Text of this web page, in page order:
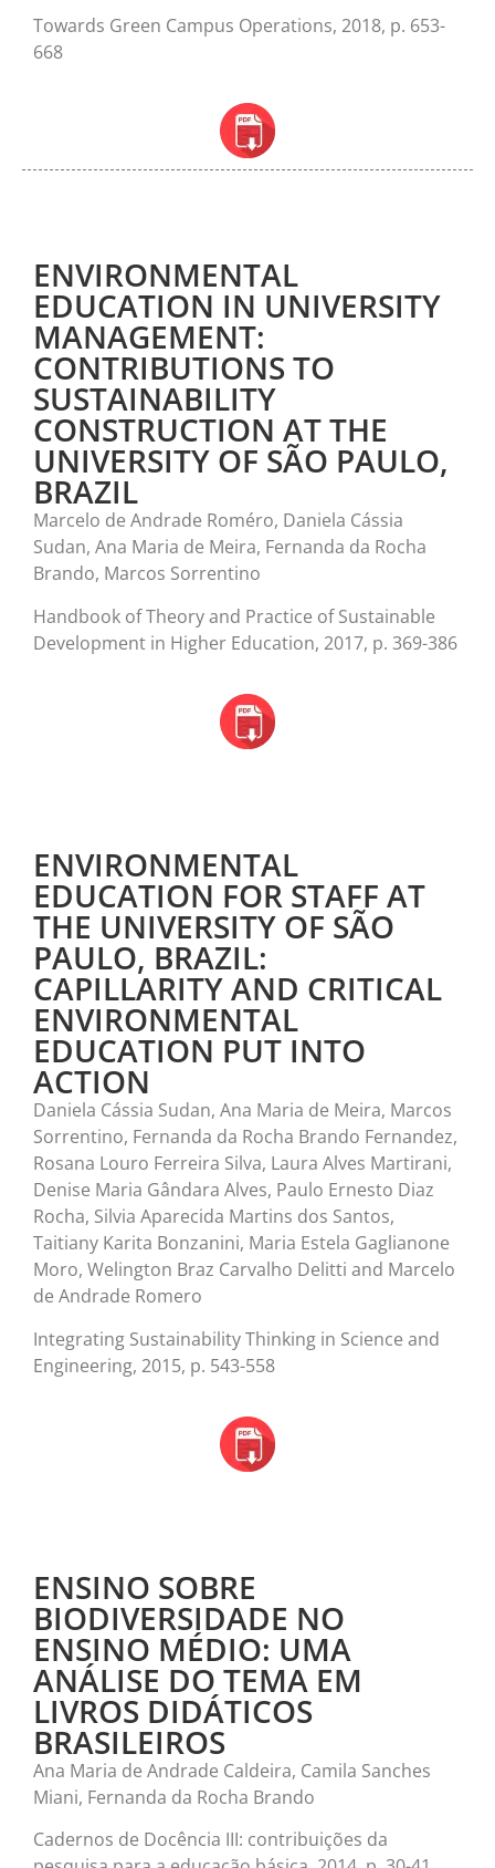
Towards Green Campus Operations, 2018, p. 653-
668
ENVIRONMENTAL
EDUCATION IN UNIVERSITY
MANAGEMENT:
CONTRIBUTIONS TO
SUSTAINABILITY
CONSTRUCTION AT THE
UNIVERSITY OF SÃO PAULO,
BRAZIL
Marcelo de Andrade Roméro, Daniela Cássia
Sudan, Ana Maria de Meira, Fernanda da Rocha
Brando, Marcos Sorrentino
Handbook of Theory and Practice of Sustainable
Development in Higher Education, 2017, p. 369-386
ENVIRONMENTAL
EDUCATION FOR STAFF AT
THE UNIVERSITY OF SÃO
PAULO, BRAZIL:
CAPILLARITY AND CRITICAL
ENVIRONMENTAL
EDUCATION PUT INTO
ACTION
Daniela Cássia Sudan, Ana Maria de Meira, Marcos
Sorrentino, Fernanda da Rocha Brando Fernandez,
Rosana Louro Ferreira Silva, Laura Alves Martirani,
Denise Maria Gândara Alves, Paulo Ernesto Diaz
Rocha, Silvia Aparecida Martins dos Santos,
Taitiany Karita Bonzanini, Maria Estela Gaglianone
Moro, Welington Braz Carvalho Delitti and Marcelo
de Andrade Romero
Integrating Sustainability Thinking in Science and
Engineering, 2015, p. 543-558
ENSINO SOBRE
BIODIVERSIDADE NO
ENSINO MÉDIO: UMA
ANÁLISE DO TEMA EM
LIVROS DIDÁTICOS
BRASILEIROS
Ana Maria de Andrade Caldeira, Camila Sanches
Miani, Fernanda da Rocha Brando
Cadernos de Docência III: contribuições da